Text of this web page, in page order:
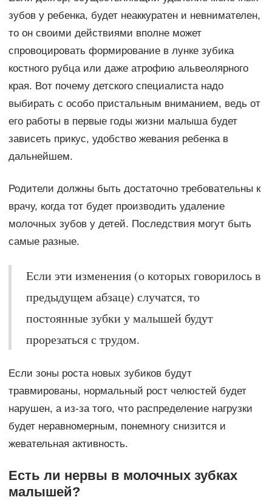
зубов у ребенка, будет неаккуратен и невнимателен,
то он своими действиями вполне может
спровоцировать формирование в лунке зубика
костного рубца или даже атрофию альвеолярного
края. Вот почему детского специалиста надо
выбирать с особо пристальным вниманием, ведь от
его работы в первые годы жизни малыша будет
зависеть прикус, удобство жевания ребенка в
дальнейшем.
Родители должны быть достаточно требовательны к
врачу, когда тот будет производить удаление
молочных зубов у детей. Последствия могут быть
самые разные.
Если эти изменения (о которых говорилось в
предыдущем абзаце) случатся, то
постоянные зубки у малышей будут
прорезаться с трудом.
Если зоны роста новых зубиков будут
травмированы, нормальный рост челюстей будет
нарушен, а из-за того, что распределение нагрузки
будет неравномерным, понемногу снизится и
жевательная активность.
Есть ли нервы в молочных зубках
малышей?